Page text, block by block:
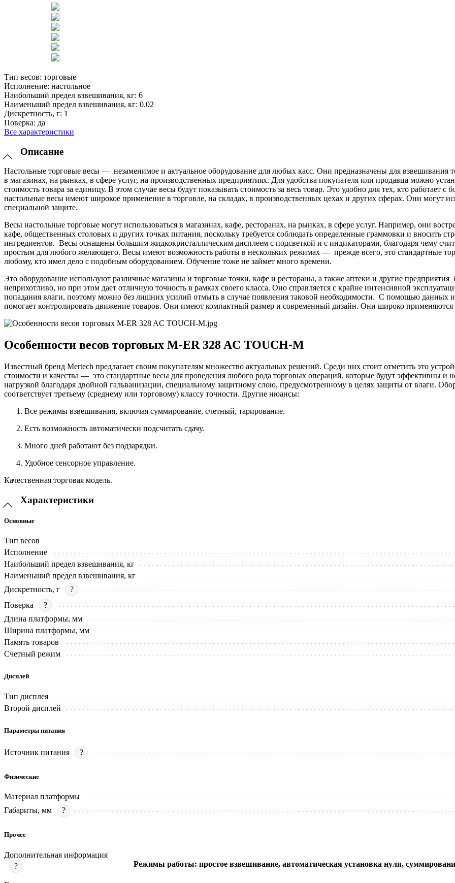
Тип весов: торговые
Исполнение: настольное
Наибольший предел взвешивания, кг: 6
Наименьший предел взвешивания, кг: 0.02
Дискретность, г: 1
Поверка: да
Все характеристики
Описание
Настольные торговые весы — незаменимое и актуальное оборудование для любых касс. Они предназначены для взвешивания
в магазинах, на рынках, в сфере услуг, на производственных предприятиях. Для удобства покупателя или продавца можно
стоимость товара за единицу. В этом случае весы будут показывать стоимость за весь товар. Это удобно для тех, кто работает
настольные весы имеют широкое применение в торговле, на складах, в производственных цехах и других сферах. Они могут
специальной защите.
Весы настольные торговые могут использоваться в магазинах, кафе, ресторанах, на рынках, в сфере услуг. Например, они
кафе, общественных столовых и других точках питания, поскольку требуется соблюдать определенные граммовки и вносить
ингредиентов. Весы оснащены большим жидкокристаллическим дисплеем с подсветкой и с индикаторами, благодаря чему
простым для любого желающего. Весы имеют возможность работы в нескольких режимах — прежде всего, это стандартные
любому, кто имел дело с подобным оборудованием. Обучение тоже не займет много времени.
Это оборудование используют различные магазины и торговые точки, кафе и рестораны, а также аптеки и другие предприятия
неприхотливо, но при этом дает отличную точность в рамках своего класса. Оно справляется с крайне интенсивной
попадания влаги, поэтому можно без лишних усилий отмыть в случае появления таковой необходимости. С помощью данных
помогает контролировать движение товаров. Они имеют компактный размер и современный дизайн. Они широко применяются
Особенности весов торговых M-ER 328 AC TOUCH-M
Известный бренд Mertech предлагает своим покупателям множество актуальных решений. Среди них стоит отметить это
стоимости и качества — это стандартные весы для проведения любого рода торговых операций, которые будут эффективны
нагрузкой благодаря двойной гальванизации, специальному защитному слою, предусмотренному в целях защиты от влаги.
соответствует третьему (среднему или торговому) классу точности. Другие нюансы:
Все режимы взвешивания, включая суммирование, счетный, тарирование.
Есть возможность автоматически подсчитать сдачу.
Много дней работают без подзарядки.
Удобное сенсорное управление.
Качественная торговая модель.
Характеристики
Основные
Тип весов
Исполнение
Наибольший предел взвешивания, кг
Наименьший предел взвешивания, кг
Дискретность, г
?
Поверка
?
Длина платформы, мм
Ширина платформы, мм
Память товаров
Счетный режим
Дисплей
Тип дисплея
Второй дисплей
Параметры питания
Источник питания ?
Физические
Материал платформы
Габариты, мм
?
Прочее
Дополнительная информация
?
Режимы работы: простое взвешивание, автоматическая установка нуля,